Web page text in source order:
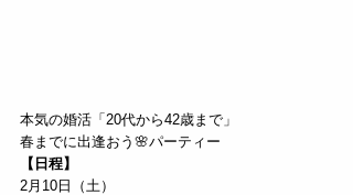
本気の婚活「20代から42歳まで」
春までに出逢おう🌸パーティー
【日程】
2月10日（土）